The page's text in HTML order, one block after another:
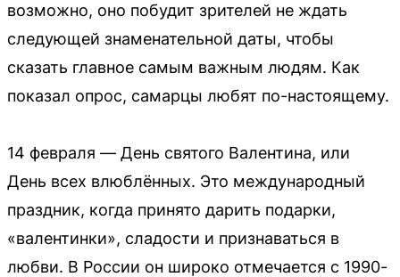
возможно, оно побудит зрителей не ждать
следующей знаменательной даты, чтобы
сказать главное самым важным людям. Как
показал опрос, самарцы любят по-настоящему.
14 февраля — День святого Валентина, или
День всех влюблённых. Это международный
праздник, когда принято дарить подарки,
«валентинки», сладости и признаваться в
любви. В России он широко отмечается с 1990-